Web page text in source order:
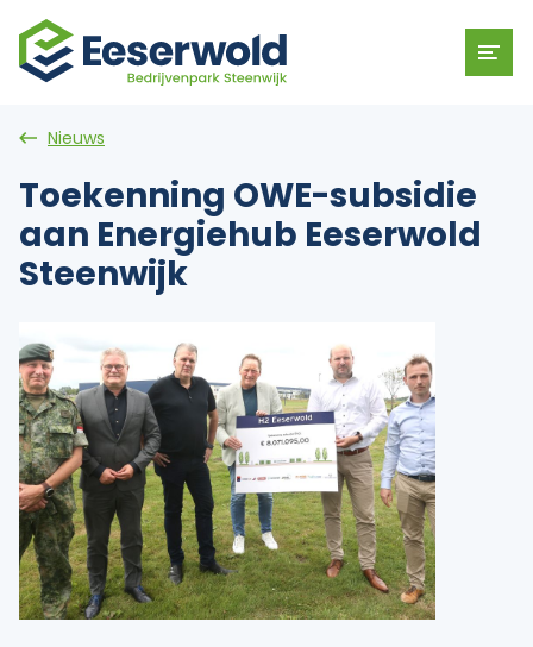
Nieuws
Toekenning OWE-subsidie
aan Energiehub Eeserwold
Steenwijk